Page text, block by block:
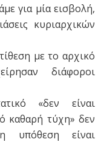
για μία εισβολή,
κυριαρχικών
με το αρχικό
διάφοροι
«δεν είναι
καθαρή τύχη» δεν
υπόθεση είναι